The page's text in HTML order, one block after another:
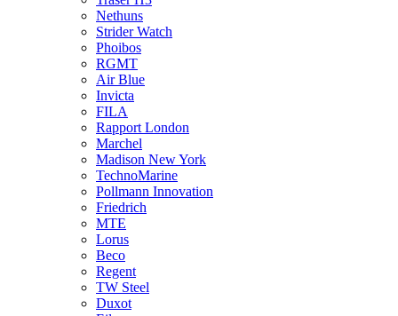
Nethuns
Strider Watch
Phoibos
RGMT
Air Blue
Invicta
FILA
Rapport London
Marchel
Madison New York
TechnoMarine
Pollmann Innovation
Friedrich
MTE
Lorus
Beco
Regent
TW Steel
Duxot